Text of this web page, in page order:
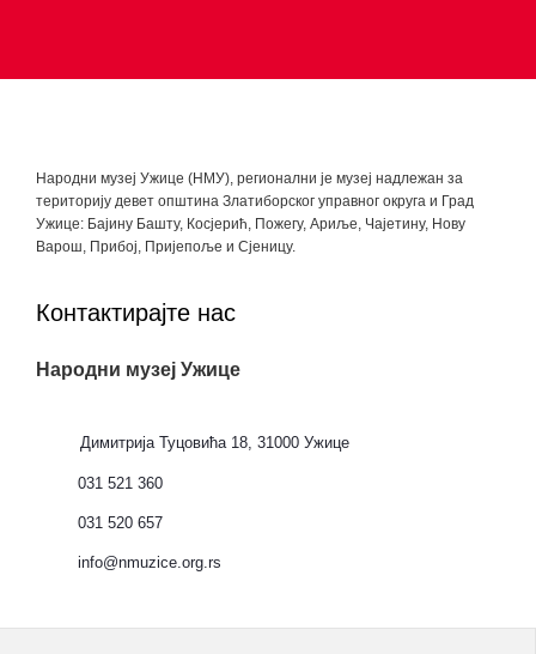
Народни музеј Ужице (НМУ), регионални je музеј надлежан за
територију девет општина Златиборског управног округа и Град
Ужице: Бајину Башту, Косјерић, Пожегу, Ариље, Чајетину, Нову
Варош, Прибој, Пријепоље и Сјеницу.
Контактирајте нас
Народни музеј Ужице
Димитрија Туцовића 18, 31000 Ужице
031 521 360
031 520 657
info@nmuzice.org.rs